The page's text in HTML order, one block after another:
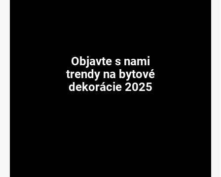
Objavte s nami
trendy na bytové
dekorácie 2025